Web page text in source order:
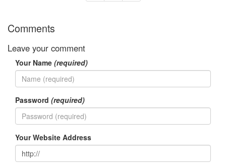
Comments
Leave your comment
Your Name (required)
Password (required)
Your Website Address
1.5V
ion
1280...
BLB-
AA1650